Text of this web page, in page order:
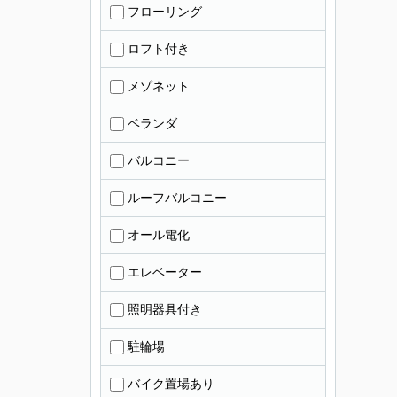
フローリング
ロフト付き
メゾネット
ベランダ
バルコニー
ルーフバルコニー
オール電化
エレベーター
照明器具付き
駐輪場
バイク置場あり